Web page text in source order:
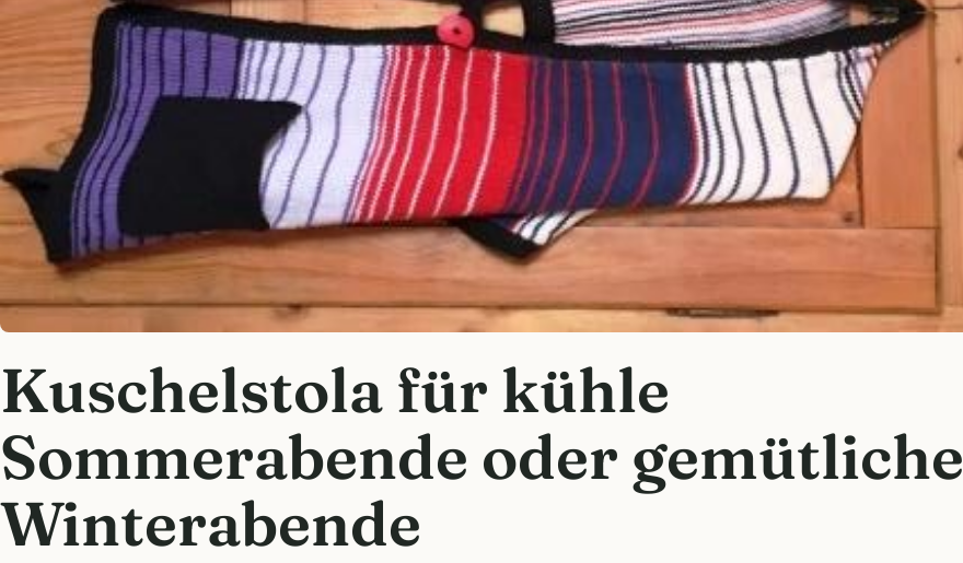
Kuschelstola für kühle
Sommerabende oder gemütliche
Winterabende